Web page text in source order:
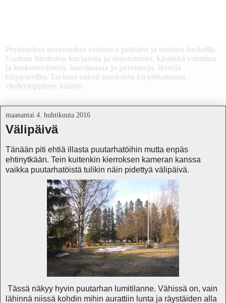
Perhearkea maaseudun rauhassa peltojen ja metsien keskellä.
Vanhan hirsitalon korjausta ja sisustamista, käsitöitä valmiina
ja keskeneräisenä, kasvimaata ja perennoja, löytöjä
kirppareilta. Tarinaa näistä aineksista kirjoittamassa
viisikymppinen nainen.
maanantai 4. huhtikuuta 2016
Välipäivä
Tänään piti ehtiä illasta puutarhatöihin mutta enpäs
ehtinytkään. Tein kuitenkin kierroksen kameran kanssa
vaikka puutarhatöistä tulikin näin pidettyä välipäivä.
Tässä näkyy hyvin puutarhan lumitilanne. Vähissä on, vain
lähinnä niissä kohdin mihin aurattiin lunta ja räystäiden alla